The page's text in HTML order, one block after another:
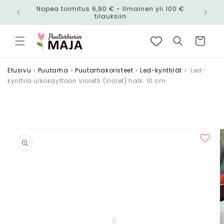
siirry
Nopea toimitus 6,90 € - Ilmainen yli 100 €
tilauksiin
Ostoskori
Etusivu › Puutarha › Puutarhakoristeet › Led-kynttilät › Led-
kynttilä ulkokäyttöön Violetti (Violet) halk. 10 cm